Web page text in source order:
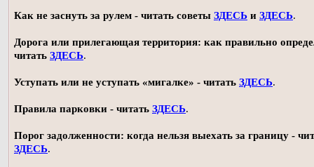
Как не заснуть за рулем - читать советы ЗДЕСЬ и ЗДЕСЬ.
Дорога или прилегающая территория: как правильно
читать ЗДЕСЬ.
Уступать или не уступать «мигалке» - читать ЗДЕСЬ.
Правила парковки - читать ЗДЕСЬ.
Порог задолженности: когда нельзя выехать за границу -
ЗДЕСЬ.